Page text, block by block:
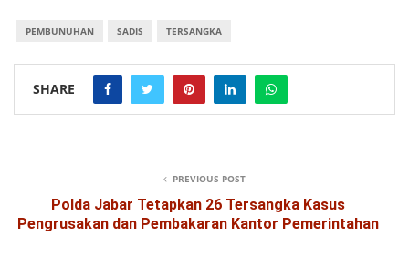
PEMBUNUHAN SADIS TERSANGKA
SHARE
PREVIOUS POST
Polda Jabar Tetapkan 26 Tersangka Kasus
Pengrusakan dan Pembakaran Kantor Pemerintahan